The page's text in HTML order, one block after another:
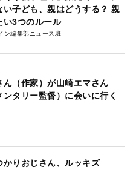
い子ども、親はどうする？ 親
い3つのルール
ン編集部ニュース班
ん（作家）が山崎エマさん
ンタリー監督）に会いに行く
かりおじさん、ルッキズ